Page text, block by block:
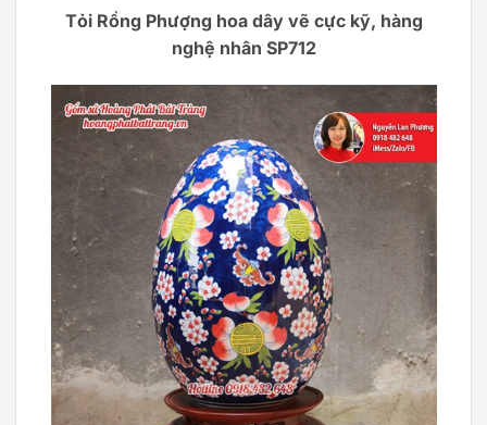
Tỏi Rồng Phượng hoa dây vẽ cực kỹ, hàng
nghệ nhân SP712